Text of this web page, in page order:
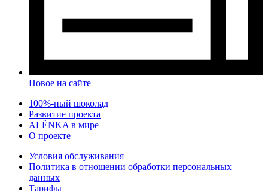
Новое на сайте
100%-ный шоколад
Развитие проекта
ALЁNKA в мире
О проекте
Условия обслуживания
Политика в отношении обработки персональных
данных
Тарифы